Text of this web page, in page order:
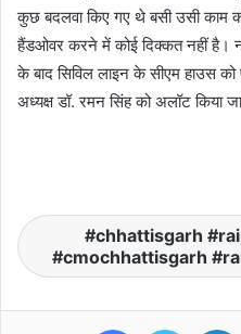
कुछ बदलवा किए गए थे बसी उसी काम
हैंडओवर करने में कोई दिक्कत नहीं है।
के बाद सिविल लाइन के सीएम हाउस को
अध्यक्ष डॉ. रमन सिंह को अलॉट किया
chhattisgarh
#cmochhattisgarh
FacebookTwitter